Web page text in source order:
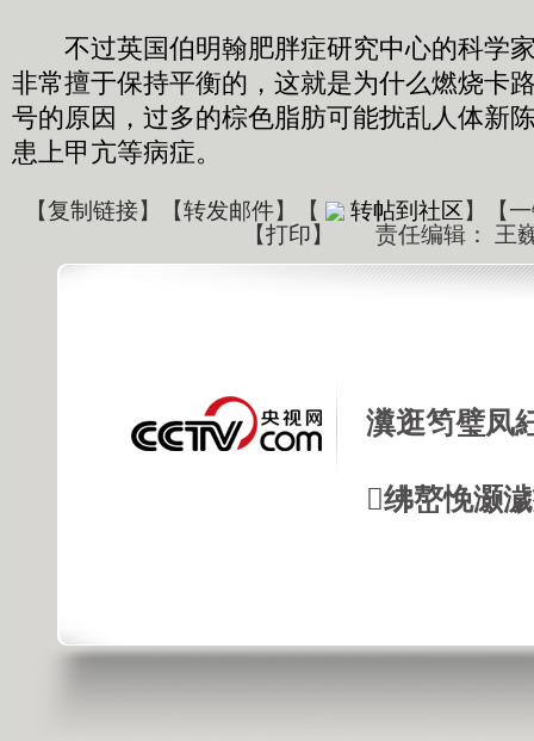
不过英国伯明翰肥胖症研究中心的科学
非常擅于保持平衡的，这就是为什么燃烧卡
号的原因，过多的棕色脂肪可能扰乱人体新
患上甲亢等病症。
【复制链接】【转发邮件】 【 转帖到社区】【
【打印】 责任编辑： 王
瀵逛笉璧凤
绋嶅悗灏